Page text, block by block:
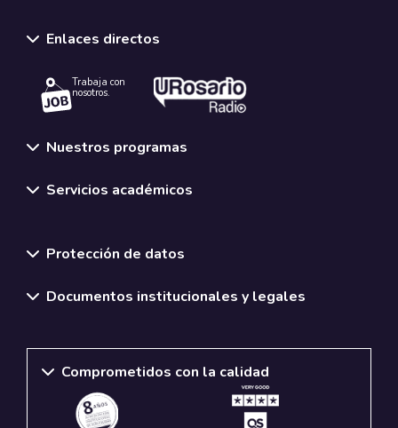
Enlaces directos
Trabaja con
nosotros.
Nuestros programas
Servicios académicos
Protección de datos
Documentos institucionales y legales
Comprometidos con la calidad